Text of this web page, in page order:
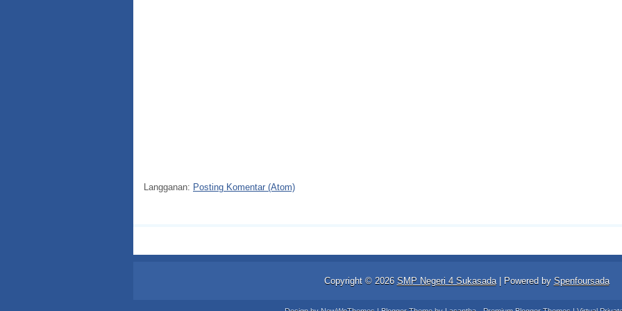
Langganan: Posting Komentar (Atom)
Copyright © 2026 SMP Negeri 4 Sukasada| Powered by Spenfoursada